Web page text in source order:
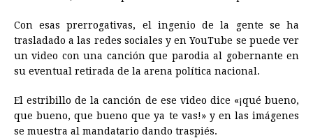
Con esas prerrogativas, el ingenio de la gente se ha
trasladado a las redes sociales y en YouTube se puede ver
un video con una canción que parodia al gobernante en
su eventual retirada de la arena política nacional.
El estribillo de la canción de ese video dice «¡qué bueno,
que bueno, que bueno que ya te vas!» y en las imágenes
se muestra al mandatario dando traspiés.